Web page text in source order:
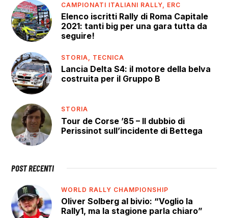
CAMPIONATI ITALIANI RALLY, ERC
Elenco iscritti Rally di Roma Capitale
2021: tanti big per una gara tutta da
seguire!
STORIA, TECNICA
Lancia Delta S4: il motore della belva
costruita per il Gruppo B
STORIA
Tour de Corse ’85 – Il dubbio di
Perissinot sull’incidente di Bettega
POST RECENTI
WORLD RALLY CHAMPIONSHIP
Oliver Solberg al bivio: “Voglio la
Rally1, ma la stagione parla chiaro”